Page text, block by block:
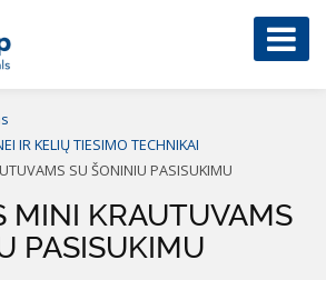
IR KELIŲ TIESIMO TECHNIKAI
SU ŠONINIU PASISUKIMU
MINI KRAUTUVAMS
PASISUKIMU